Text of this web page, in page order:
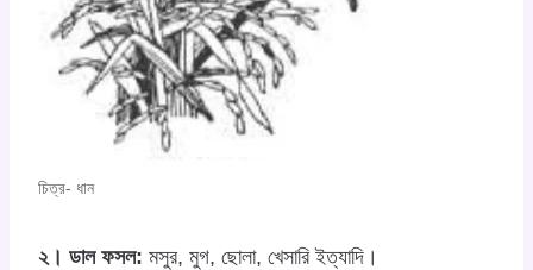
চিত্র- ধান
২। ডাল ফসল: মসুর, মুগ, ছোলা, খেসারি ইত্যাদি।